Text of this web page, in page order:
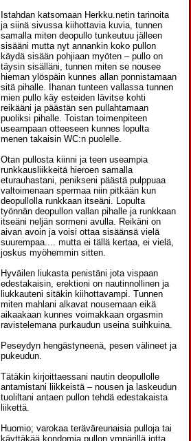
Istahdan katsomaan Herkku.netin tarinoita
ja siinä sivussa kiihottavia kuvia, tunnen
samalla miten deopullo tunkeutuu jälleen
sisääni mutta nyt annankin koko pullon
käydä sisään pohjiaan myöten – pullo on
täysin sisälläni, tunnen miten se nousee
hieman ylöspäin kunnes allan ponnistamaan
sitä pihalle. Ihanan tunteen vallassa tunnen
mien pullo käy esteiden lävitse kohti
reikääni ja päästän sen pullahtamaan
puoliksi pihalle. Toistan toimenpiteen
useampaan otteeseen kunnes lopulta
menen takaisin WC:n puolelle.
Otan pullosta kiinni ja teen useampia
runkkausliikkeitä hieroen samalla
eturauhastani, penikseni päästä pulppuaa
valtoimenaan spermaa niin pitkään kun
deopullolla runkkaan itseäni. Lopulta
työnnän deopullon vallan pihalle ja runkkaan
itseäni neljän sormeni avulla. Reikäni on
aivan avoin ja voisi ottaa sisäänsä vielä
suurempaa.... mutta ei tällä kertaa, ei vielä,
joskus myöhemmin sitten.
Hyväilen liukasta penistäni jota vispaan
edestakaisin, erektioni on nautinnollinen ja
liukkauteni sitäkin kiihottavampi. Tunnen
miten mahlani alkavat nousemaan eikä
aikaakaan kunnes voimakkaan orgasmin
ravistelemana purkaudun useina suihkuina.
Peseydyn hengästyneenä, pesen välineet ja
pukeudun.
Tätäkin kirjoittaessani nautin deopullolle
antamistani liikkeistä – nousen ja laskeudun
tuoliltani antaen pullon tehdä edestakaista
liikettä.
Huomio; varokaa teräväreunaisia pulloja tai
käyttäkää kondomia pullon ympärillä jotta